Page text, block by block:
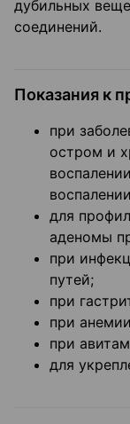
дубильных
соединений.
Показания к
при
остром и
для
аденомы
при
путей;
при
при
при
для